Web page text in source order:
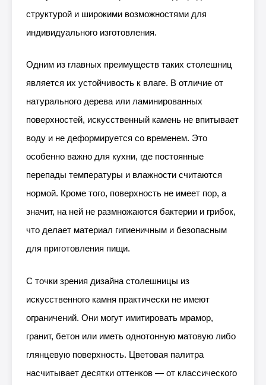
структурой и широкими возможностями для
индивидуального изготовления.
Одним из главных преимуществ таких столешниц
является их устойчивость к влаге. В отличие от
натурального дерева или ламинированных
поверхностей, искусственный камень не впитывает
воду и не деформируется со временем. Это
особенно важно для кухни, где постоянные
перепады температуры и влажности считаются
нормой. Кроме того, поверхность не имеет пор, а
значит, на ней не размножаются бактерии и грибок,
что делает материал гигиеничным и безопасным
для приготовления пищи.
С точки зрения дизайна столешницы из
искусственного камня практически не имеют
ограничений. Они могут имитировать мрамор,
гранит, бетон или иметь однотонную матовую либо
глянцевую поверхность. Цветовая палитра
насчитывает десятки оттенков — от классического